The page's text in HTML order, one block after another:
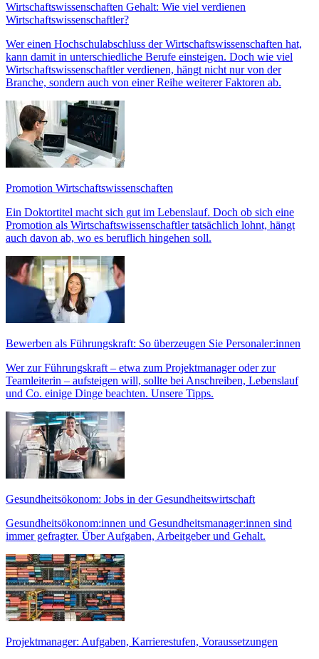
Wirtschaftswissenschaften Gehalt: Wie viel verdienen
Wirtschaftswissenschaftler?
Wer einen Hochschulabschluss der Wirtschaftswissenschaften hat,
kann damit in unterschiedliche Berufe einsteigen. Doch wie viel
Wirtschaftswissenschaftler verdienen, hängt nicht nur von der
Branche, sondern auch von einer Reihe weiterer Faktoren ab.
Promotion Wirtschaftswissenschaften
Ein Doktortitel macht sich gut im Lebenslauf. Doch ob sich eine
Promotion als Wirtschaftswissenschaftler tatsächlich lohnt, hängt
auch davon ab, wo es beruflich hingehen soll.
Bewerben als Führungskraft: So überzeugen Sie Personaler:innen
Wer zur Führungskraft – etwa zum Projektmanager oder zur
Teamleiterin – aufsteigen will, sollte bei Anschreiben, Lebenslauf
und Co. einige Dinge beachten. Unsere Tipps.
Gesundheitsökonom: Jobs in der Gesundheitswirtschaft
Gesundheitsökonom:innen und Gesundheitsmanager:innen sind
immer gefragter. Über Aufgaben, Arbeitgeber und Gehalt.
Projektmanager: Aufgaben, Karrierestufen, Voraussetzungen